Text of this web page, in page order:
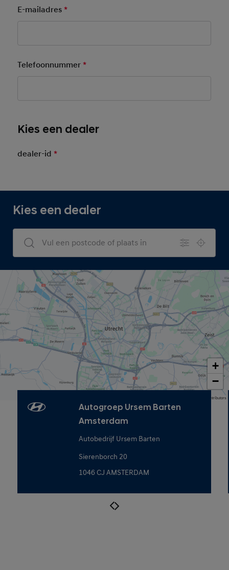
E-mailadres*
Telefoonnummer*
Kies een dealer
dealer-id*
+
−
Map data © OpenStreetMap contributors
Kies een dealer
Dealers Search
Autogroep Ursem Barten
Amsterdam
Autobedrijf Ursem Barten
Sierenborch 20
1046 CJ AMSTERDAM